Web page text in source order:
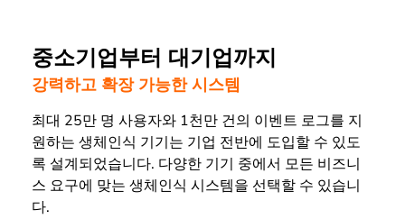
중소기업부터 대기업까지
강력하고 확장 가능한 시스템
최대 25만 명 사용자와 1천만 건의 이벤트 로그를 지
원하는 생체인식 기기는 기업 전반에 도입할 수 있도
록 설계되었습니다. 다양한 기기 중에서 모든 비즈니
스 요구에 맞는 생체인식 시스템을 선택할 수 있습니
다.